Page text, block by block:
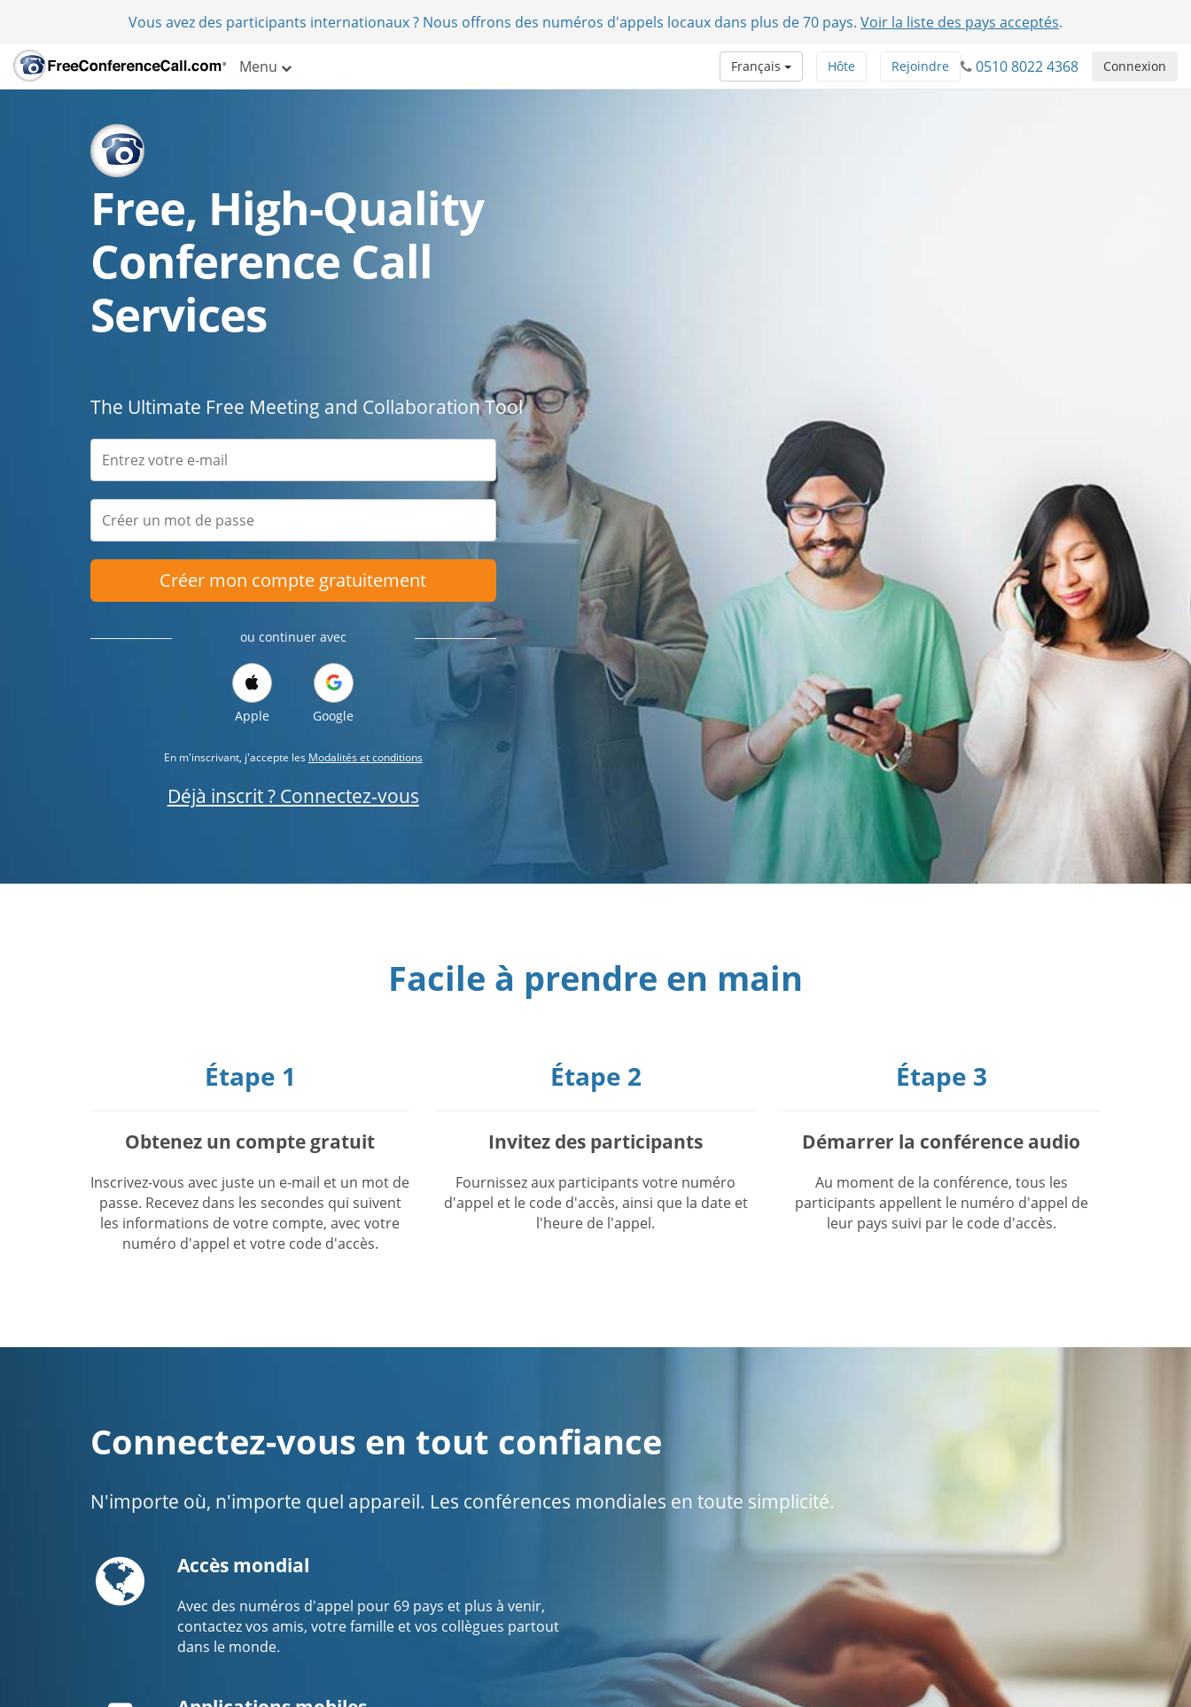
Vous avez des participants internationaux ? Nous offrons des numéros d'appels locaux dans plus de 70 pays. Voir la liste des pays acceptés.
Menu Connexion
0510 8022 4368
Rejoindre
Hôte
Français
Free, High-Quality
Conference Call
Services
The Ultimate Free Meeting and Collaboration Tool
Créer mon compte gratuitement
ou continuer avec
Apple Google
En m'inscrivant, j'accepte les Modalités et conditions
Déjà inscrit ? Connectez-vous
Facile à prendre en main
Étape 1
Obtenez un compte gratuit
Inscrivez-vous avec juste un e-mail et un mot de
passe. Recevez dans les secondes qui suivent
les informations de votre compte, avec votre
numéro d'appel et votre code d'accès.
Étape 2
Invitez des participants
Fournissez aux participants votre numéro
d'appel et le code d'accès, ainsi que la date et
l'heure de l'appel.
Étape 3
Démarrer la conférence audio
Au moment de la conférence, tous les
participants appellent le numéro d'appel de
leur pays suivi par le code d'accès.
Connectez-vous en tout confiance
N'importe où, n'importe quel appareil. Les conférences mondiales en toute simplicité.
GlobeAccès mondial
Avec des numéros d'appel pour 69 pays et plus à venir,
contactez vos amis, votre famille et vos collègues partout
dans le monde.
Mobile